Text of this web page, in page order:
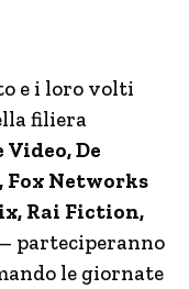
e i loro volti
filiera
De
Fox Networks
Rai Fiction,
– parteciperanno
le giornate